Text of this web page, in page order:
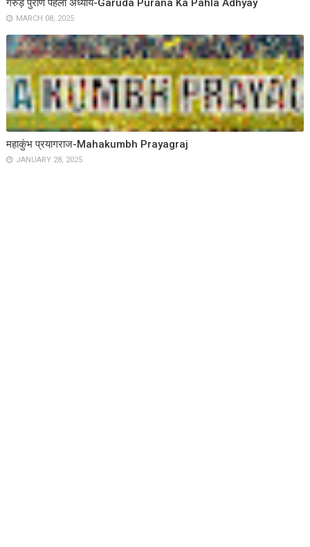
गरुड़ पुराण पहला अध्याय-Garuda Purana Ka Pahla Adhyay
MARCH 08, 2025
महाकुंभ प्रयागराज-Mahakumbh Prayagraj
JANUARY 28, 2025